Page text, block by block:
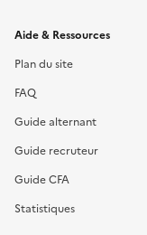
Aide & Ressources
Plan du site
FAQ
Guide alternant
Guide recruteur
Guide CFA
Statistiques